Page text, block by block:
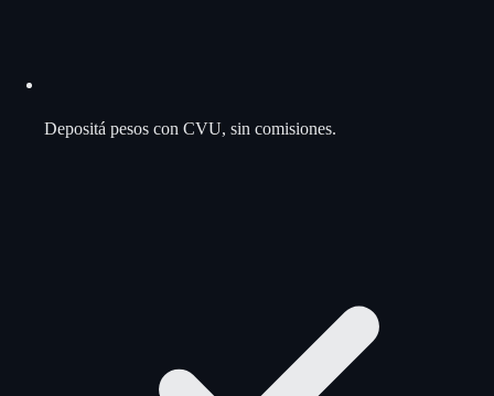
Depositá pesos con CVU, sin comisiones.